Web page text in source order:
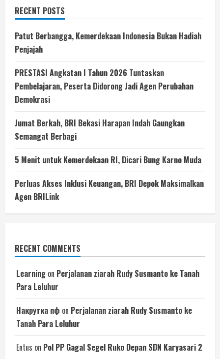
RECENT POSTS
Patut Berbangga, Kemerdekaan Indonesia Bukan Hadiah
Penjajah
PRESTASI Angkatan I Tahun 2026 Tuntaskan
Pembelajaran, Peserta Didorong Jadi Agen Perubahan
Demokrasi
Jumat Berkah, BRI Bekasi Harapan Indah Gaungkan
Semangat Berbagi
5 Menit untuk Kemerdekaan RI, Dicari Bung Karno Muda
Perluas Akses Inklusi Keuangan, BRI Depok Maksimalkan
Agen BRILink
RECENT COMMENTS
Learning on Perjalanan ziarah Rudy Susmanto ke Tanah
Para Leluhur
Накрутка пф on Perjalanan ziarah Rudy Susmanto ke
Tanah Para Leluhur
Entus on Pol PP Gagal Segel Ruko Depan SDN Karyasari 2